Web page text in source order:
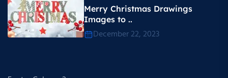
Merry Christmas Drawings
Images to ..
December 22, 2023